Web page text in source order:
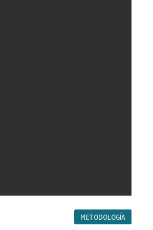
METODOLOGÍA